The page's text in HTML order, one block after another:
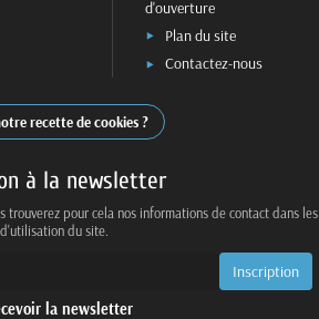
d'ouverture
Plan du site
Contactez-nous
recette de cookies ?
à la newsletter
trouverez pour cela nos informations de contact dans les
du site.
la newsletter